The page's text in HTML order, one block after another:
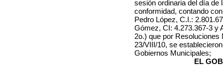
sesión ordinaria del día de
conformidad, contando
Pedro López, C.I.:
Gómez, CI: 4.273.367-3 y
2o.) que por Resoluciones
23/VIII/10, se
Gobiernos Municipales;
EL